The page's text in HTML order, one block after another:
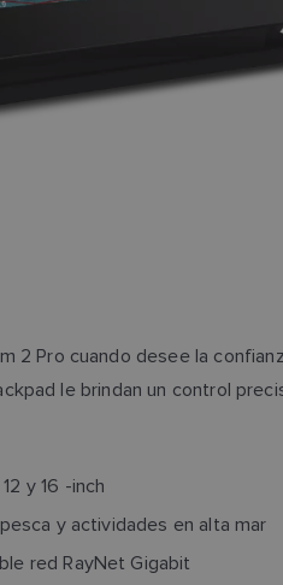
2 Pro cuando desee la
le brindan un control
y 16 -inch
y actividades en alta mar
red RayNet Gigabit